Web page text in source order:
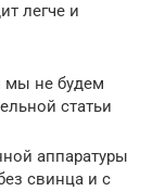
легче и
мы не будем
статьи
аппаратуры
свинца и с